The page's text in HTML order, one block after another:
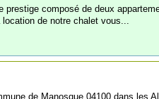
prestige composé de deux
de notre chalet vous...
de Manosque 04100 dans les